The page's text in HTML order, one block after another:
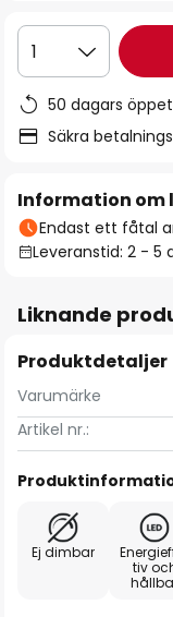
1
50 dagars
Säkra
Information om
Endast ett fåtal
Leveranstid: 2 - 5
Liknande
Produktdetaljer
Varumärke
Artikel nr.:
Ej dimbar
tiv